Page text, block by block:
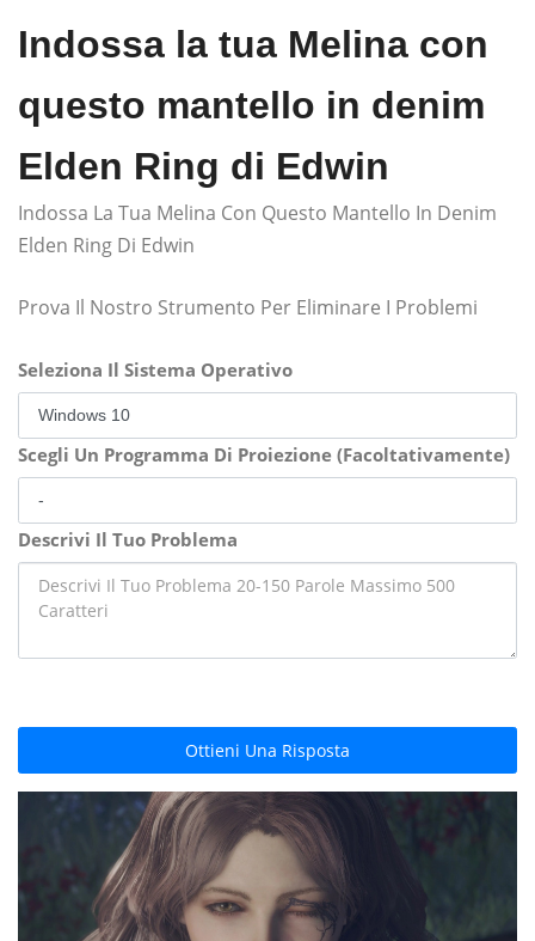
Indossa la tua Melina con
questo mantello in denim
Elden Ring di Edwin
Indossa La Tua Melina Con Questo Mantello In Denim
Elden Ring Di Edwin
Prova Il Nostro Strumento Per Eliminare I Problemi
Seleziona Il Sistema Operativo
Scegli Un Programma Di Proiezione (Facoltativamente)
Descrivi Il Tuo Problema
Ottieni Una Risposta